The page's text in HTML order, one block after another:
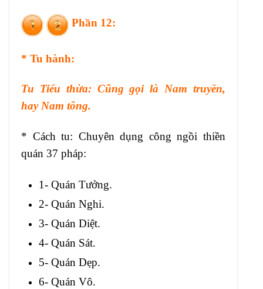
Phần 12:
* Tu hành:
Tu Tiểu thừa: Cũng gọi là Nam truyền,
hay Nam tông.
* Cách tu: Chuyên dụng công ngồi thiền
quán 37 pháp:
1- Quán Tưởng.
2- Quán Nghi.
3- Quán Diệt.
4- Quán Sát.
5- Quán Dẹp.
6- Quán Vô.